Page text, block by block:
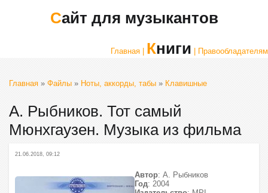
Сайт для музыкантов
Главная | Книги | Правообладателям
Главная » Файлы » Ноты, аккорды, табы » Клавишные
А. Рыбников. Тот самый
Мюнхгаузен. Музыка из фильма
21.06.2018, 09:12
Автор: А. Рыбников
Год: 2004